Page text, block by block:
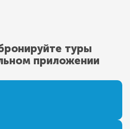
туры
приложении